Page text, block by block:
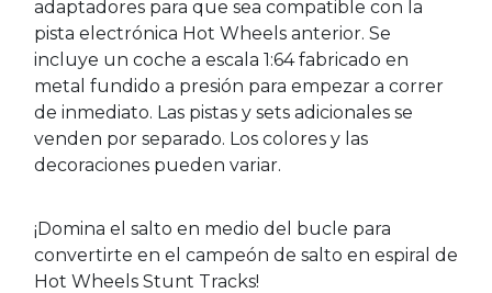
adaptadores para que sea compatible con la
pista electrónica Hot Wheels anterior. Se
incluye un coche a escala 1:64 fabricado en
metal fundido a presión para empezar a correr
de inmediato. Las pistas y sets adicionales se
venden por separado. Los colores y las
decoraciones pueden variar.
¡Domina el salto en medio del bucle para
convertirte en el campeón de salto en espiral de
Hot Wheels Stunt Tracks!